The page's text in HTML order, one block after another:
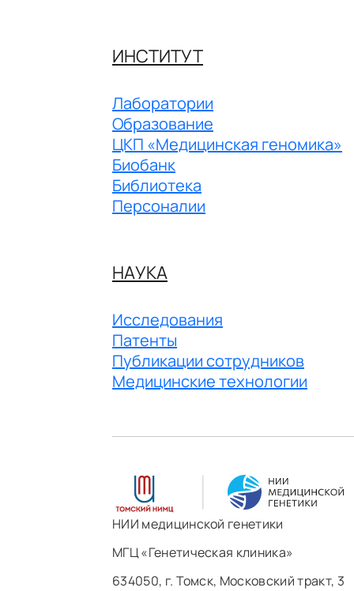
ИНСТИТУТ
Лаборатории
Образование
ЦКП «Медицинская геномика»
Биобанк
Библиотека
Персоналии
НАУКА
Исследования
Патенты
Публикации сотрудников
Медицинские технологии
НИИ медицинской генетики
МГЦ «Генетическая клиника»
634050, г. Томск, Московский тракт, 3